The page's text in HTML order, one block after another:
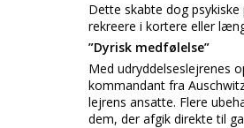
Dette skabte dog
rekreere i kortere eller
”Dyrisk medfølelse”
Med udryddelseslejrenes
kommandant fra
lejrens ansatte. Flere
dem, der afgik direkte til